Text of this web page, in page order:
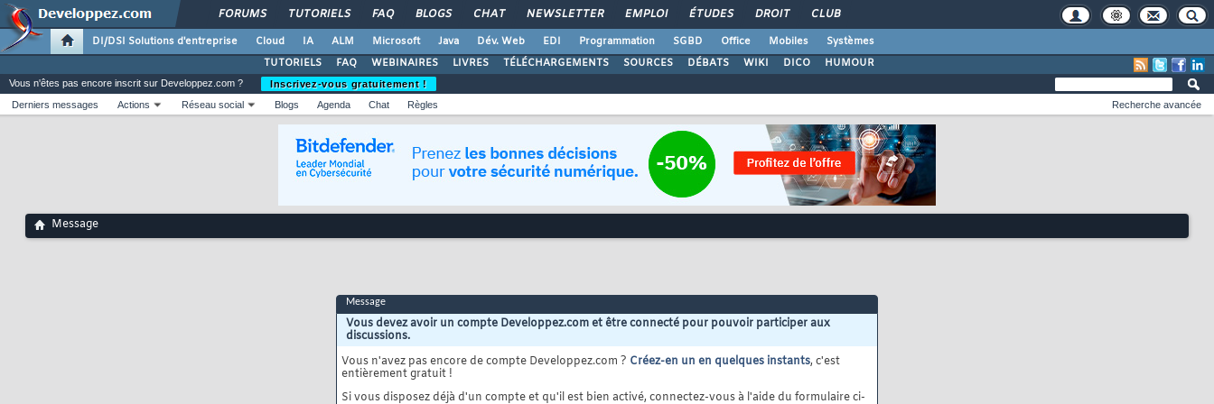
FORUMS TUTORIELS FAQ BLOGS CHAT NEWSLETTER EMPLOI ÉTUDES DROIT CLUB
DI/DSI Solutions d'entreprise Cloud IA ALM Microsoft Java Dév. Web EDI Programmation SGBD Office Mobiles
Systèmes
TUTORIELS
FAQ WEBINAIRES LIVRES TÉLÉCHARGEMENTS SOURCES DÉBATS WIKI DICO HUMOUR
Vous n'êtes pas encore inscrit sur Developpez.com ?
Inscrivez-vous gratuitement !
Derniers messages
Actions Réseau social Blogs Agenda Chat Règles Recherche avancée
Message
Message
Vous devez avoir un compte Developpez.com et être connecté pour pouvoir participer aux
discussions.
Vous n'avez pas encore de compte Developpez.com ? Créez-en un en quelques instants, c'est
entièrement gratuit !
Si vous disposez déjà d'un compte et qu'il est bien activé, connectez-vous à l'aide du formulaire ci-